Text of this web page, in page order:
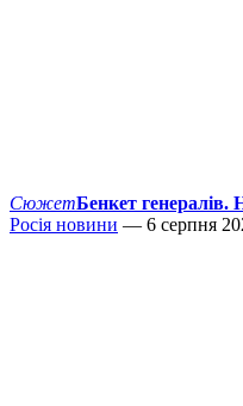
СюжетБенкет генералів.
Росія новини — 6 серпня